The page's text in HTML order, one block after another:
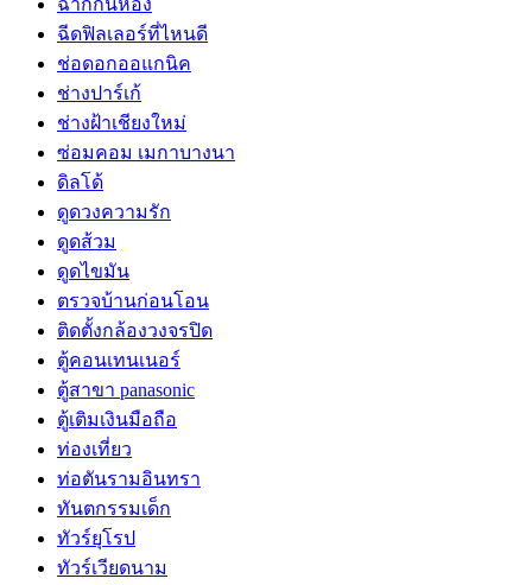
ฉีดฟิลเลอร์ที่ไหนดี
ช่อดอกออแกนิค
ช่างปาร์เก้
ช่างฝ้าเชียงใหม่
ซ่อมคอม เมกาบางนา
ดิลโด้
ดูดวงความรัก
ดูดส้วม
ดูดไขมัน
ตรวจบ้านก่อนโอน
ติดตั้งกล้องวงจรปิด
ตู้คอนเทนเนอร์
ตู้สาขา panasonic
ตู้เติมเงินมือถือ
ท่องเที่ยว
ท่อตันรามอินทรา
ทันตกรรมเด็ก
ทัวร์ยุโรป
ทัวร์เวียดนาม